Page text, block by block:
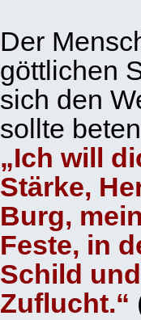
Der
göttlichen
sich den
sollte
„Ich will
Stärke,
Burg,
Feste, in
Schild
Zuflucht.“